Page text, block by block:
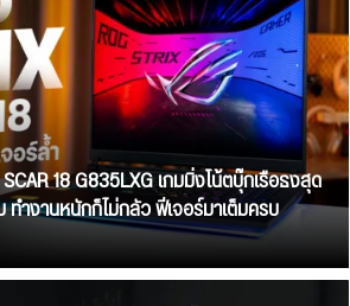
18 G835LXG เกมมิ่งโน้ตบุ๊กเรือธงสุด
ำงานหนักก็ไม่กลัว ฟีเจอร์มาเต็มครบ